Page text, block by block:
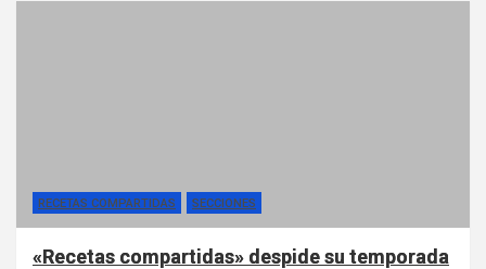
RECETAS COMPARTIDAS SECCIONES
«Recetas compartidas» despide su temporada